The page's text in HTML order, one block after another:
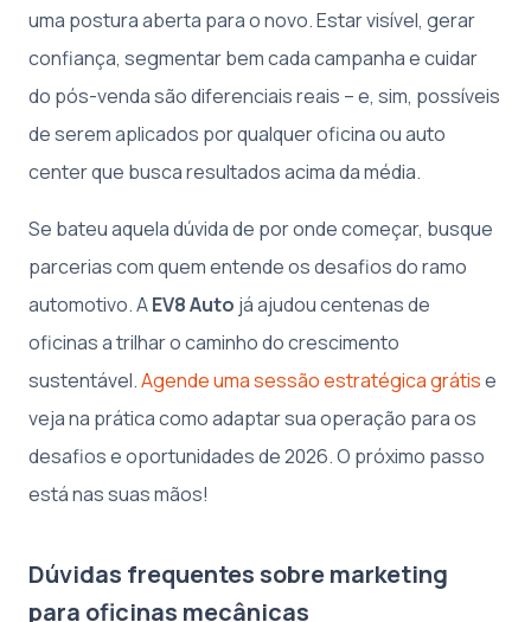
uma postura aberta para o novo. Estar visível, gerar
confiança, segmentar bem cada campanha e cuidar
do pós-venda são diferenciais reais – e, sim, possíveis
de serem aplicados por qualquer oficina ou auto
center que busca resultados acima da média.
Se bateu aquela dúvida de por onde começar, busque
parcerias com quem entende os desafios do ramo
automotivo. AEV8 Auto já ajudou centenas de
oficinas a trilhar o caminho do crescimento
sustentável.Agende uma sessão estratégica grátise
veja na prática como adaptar sua operação para os
desafios e oportunidades de 2026. O próximo passo
está nas suas mãos!
Dúvidas frequentes sobre marketing
para oficinas mecânicas